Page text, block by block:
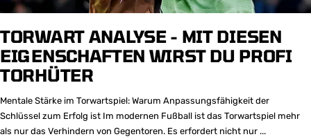
TORWART ANALYSE - MIT DIESEN
EIGENSCHAFTEN WIRST DU PROFI
TORHÜTER
Mentale Stärke im Torwartspiel: Warum Anpassungsfähigkeit der
Schlüssel zum Erfolg ist Im modernen Fußball ist das Torwartspiel mehr
als nur das Verhindern von Gegentoren. Es erfordert nicht nur ...